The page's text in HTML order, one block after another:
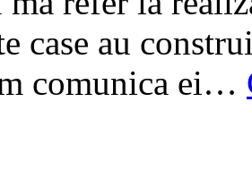
case au
comunica ei…